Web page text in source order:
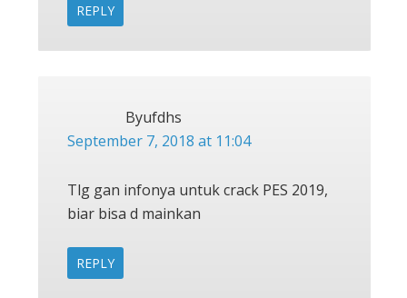
REPLY
Byufdhs
September 7, 2018 at 11:04
Tlg gan infonya untuk crack PES 2019,
biar bisa d mainkan
REPLY